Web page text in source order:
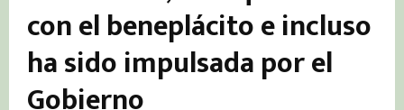
con el beneplácito e incluso
ha sido impulsada por el
Gobierno